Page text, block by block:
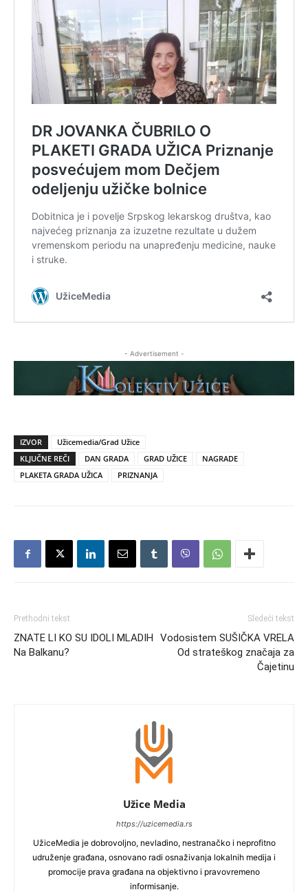
- Advertisement -
IZVOR
Užicemedia/Grad Užice
KLJUČNE REČI
DAN GRADA GRAD UŽICE
NAGRADE
PLAKETA GRADA UŽICA
PRIZNANJA
Prethodni tekst
ZNATE LI KO SU IDOLI MLADIH
Na Balkanu?
Sledeći tekst
Vodosistem SUŠIČKA VRELA
Od strateškog značaja za
Čajetinu
Užice Media
https://uzicemedia.rs
UžiceMedia je dobrovoljno, nevladino, nestranačko i neprofitno
udruženje građana, osnovano radi osnaživanja lokalnih medija i
promocije prava građana na objektivno i pravovremeno
informisanje.